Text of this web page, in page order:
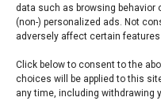
data such as browsing behavior
(non-) personalized ads. Not
adversely affect certain
Click below to consent to the
choices will be applied to this
any time, including withdrawing
Wat je NIET
Geen
blijft in het vlees